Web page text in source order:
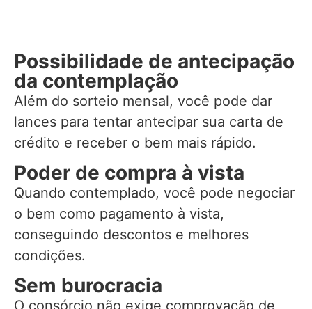
Possibilidade de antecipação
da contemplação
Além do sorteio mensal, você pode dar
lances para tentar antecipar sua carta de
crédito e receber o bem mais rápido.
Poder de compra à vista
Quando contemplado, você pode negociar
o bem como pagamento à vista,
conseguindo descontos e melhores
condições.
Sem burocracia